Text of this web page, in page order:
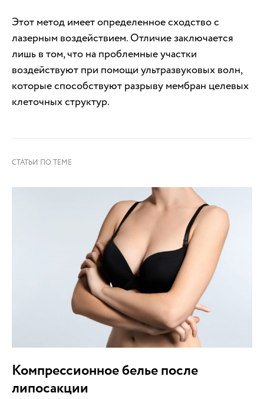
Этот метод имеет определенное сходство с
лазерным воздействием. Отличие заключается
лишь в том, что на проблемные участки
воздействуют при помощи ультразвуковых волн,
которые способствуют разрыву мембран целевых
клеточных структур.
Компрессионное белье после
липосакции